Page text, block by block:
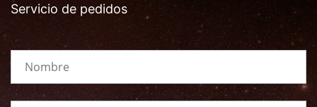
Servicio de pedidos